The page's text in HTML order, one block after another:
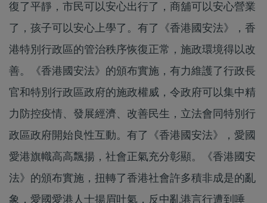
復了平靜，市民可以安心出行了，商舖可以安心營業
了，孩子可以安心上學了。有了《香港國安法》，香
港特別行政區的管治秩序恢復正常，施政環境得以改
善。《香港國安法》的頒布實施，有力維護了行政長
官和特別行政區政府的施政權威，令政府可以集中精
力防控疫情、發展經濟、改善民生，立法會同特別行
政區政府開始良性互動。有了《香港國安法》，愛國
愛港旗幟高高飄揚，社會正氣充分彰顯。《香港國安
法》的頒布實施，扭轉了香港社會許多積非成是的亂
象，愛國愛港人士揚眉吐氣，反中亂港言行遭到唾